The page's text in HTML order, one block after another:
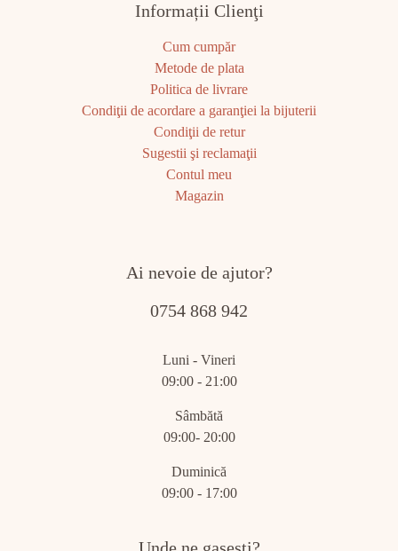
Informații Clienţi
Cum cumpăr
Metode de plata
Politica de livrare
Condiţii de acordare a garanţiei la bijuterii
Condiţii de retur
Sugestii şi reclamaţii
Contul meu
Magazin
Ai nevoie de ajutor?
0754 868 942
Luni - Vineri
09:00 - 21:00
Sâmbătă
09:00- 20:00
Duminică
09:00 - 17:00